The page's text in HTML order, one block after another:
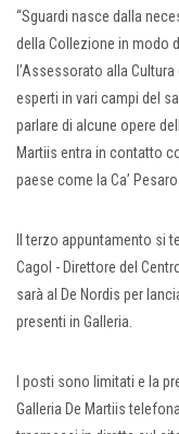
“Sguardi nasce dalla
della Collezione in modo
l’Assessorato alla
esperti in vari campi del
parlare di alcune opere
Martiis entra in contatto
paese come la Ca’
Il terzo appuntamento si
Cagol - Direttore del
sarà al De Nordis per
presenti in Galleria.
I posti sono limitati e la
Galleria De Martiis